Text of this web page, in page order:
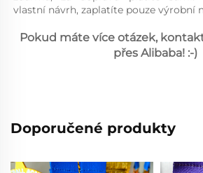
vlastní návrh, zaplatíte pouze výrobní
Pokud máte více otázek,
přes Alibaba! :-)
Doporučené produkty